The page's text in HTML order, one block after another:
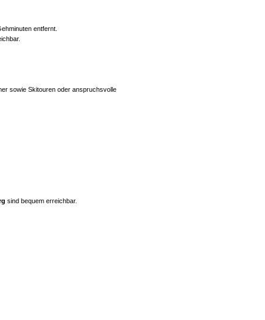
entfernt.
sowie Skitouren oder anspruchsvolle
sind bequem erreichbar.